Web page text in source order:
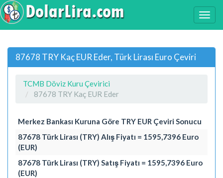
87678 TRY Kaç EUR Eder, Türk Lirası Euro Çeviri
TCMB Döviz Kuru Çevirici
87678 TRY Kaç EUR Eder
Merkez Bankası Kuruna Göre TRY EUR Çeviri Sonucu
87678 Türk Lirası (TRY) Alış Fiyatı = 1595,7396 Euro
(EUR)
87678 Türk Lirası (TRY) Satış Fiyatı = 1595,7396 Euro
(EUR)